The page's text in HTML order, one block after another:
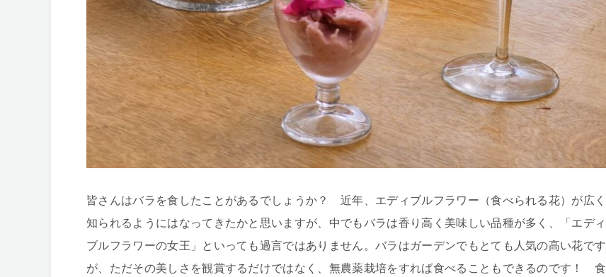
皆さんはバラを食したことがあるでしょうか？ 近年、エディブルフラワー（食べられる花）が広く
知られるようにはなってきたかと思いますが、中でもバラは香り高く美味しい品種が多く、「エディ
ブルフラワーの女王」といっても過言ではありません。バラはガーデンでもとても人気の高い花です
が、ただその美しさを観賞するだけではなく、無農薬栽培をすれば食べることもできるのです！ 食